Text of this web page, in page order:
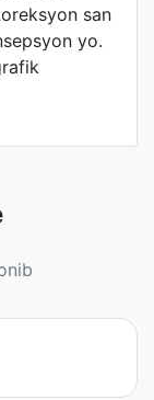
san
yo.